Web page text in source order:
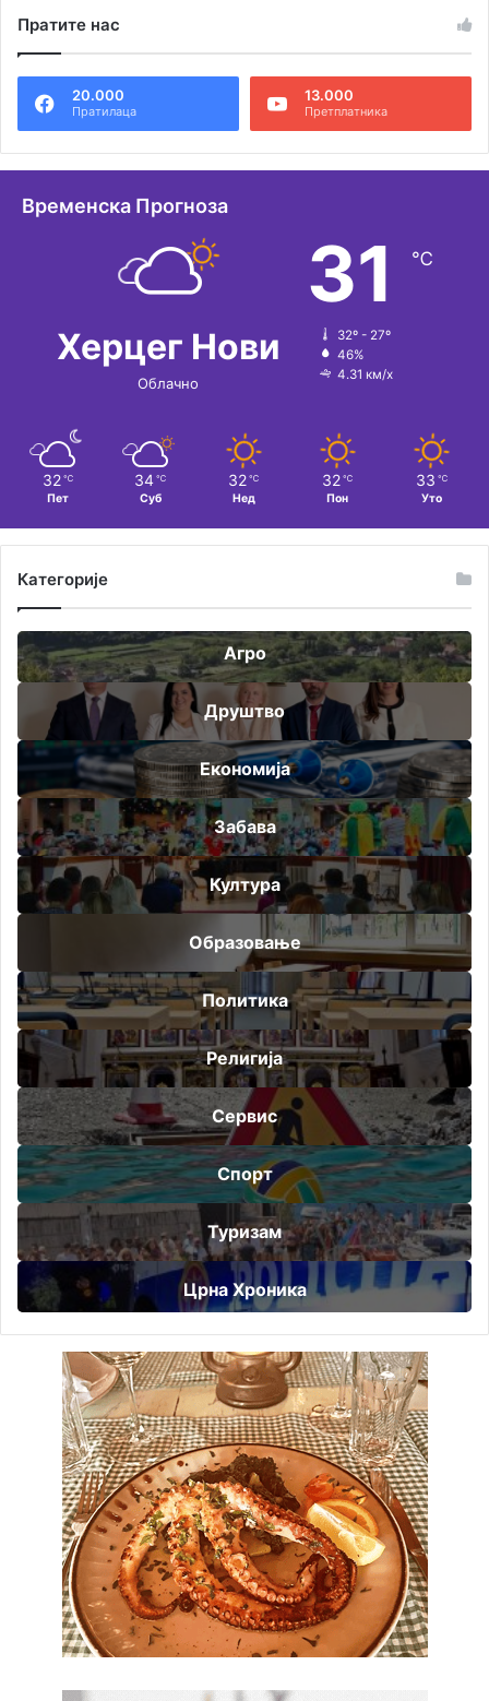
Пратите нас
20.000
Пратилаца
13.000
Претплатника
Временска Прогноза
Херцег Нови
Облачно
31 ℃
32º - 27º
46%
4.31 км/х
32 ℃
Пет
34 ℃
Суб
32 ℃
Нед
32 ℃
Пон
33 ℃
Уто
Категорије
Агро
Друштво
Економија
Забава
Култура
Образовање
Политика
Религија
Сервис
Спорт
Туризам
Црна Хроника